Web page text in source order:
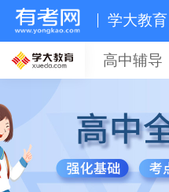
学大教育
高中辅导